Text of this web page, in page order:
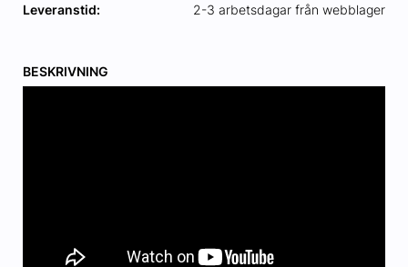
Leveranstid:
2-3 arbetsdagar från webblager
BESKRIVNING